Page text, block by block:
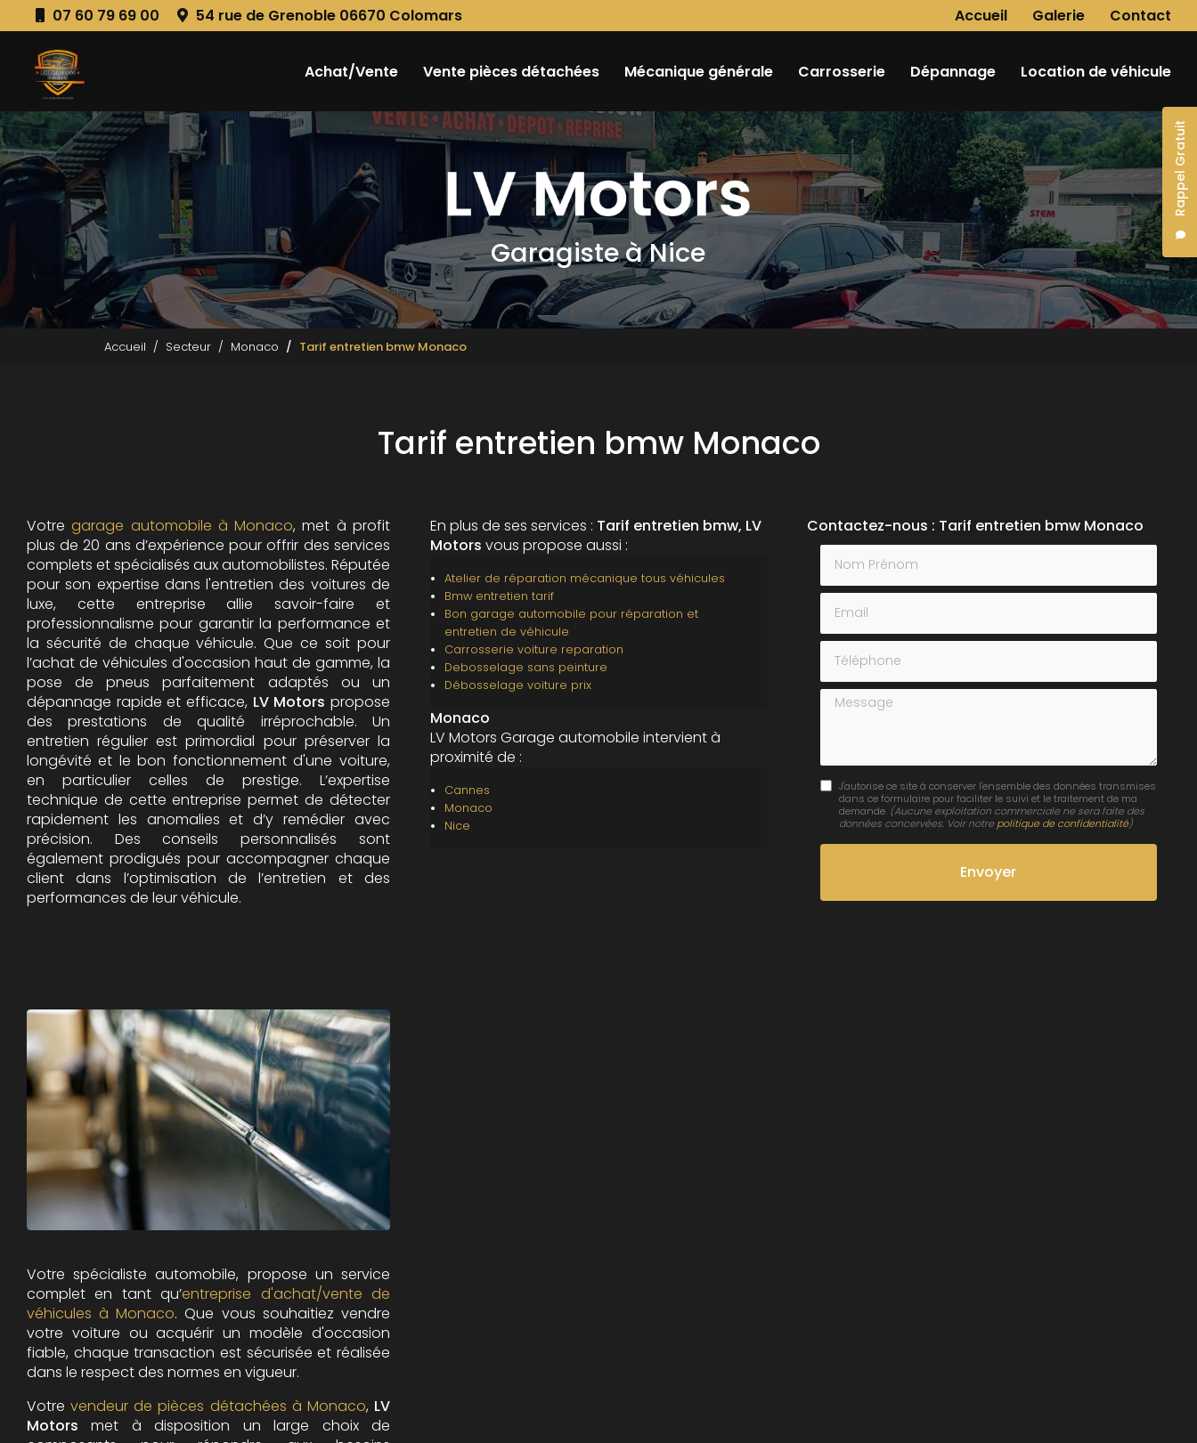
au
contenu
principal
07 60 79 69 00 54 rue de Grenoble 06670 Colomars Navigation secondaire
Accueil Galerie Contact
Rappel Gratuit
Achat/Vente
Vente pièces détachées Mécanique générale Carrosserie Dépannage Location de véhicule
Garagiste à Nice
Accueil Secteur Monaco Tarif entretien bmw Monaco
Tarif entretien bmw Monaco
Votregarage automobile à Monaco, met à profit
plus de 20 ans d’expérience pour offrir des services
complets et spécialisés aux automobilistes. Réputée
pour son expertise dans l'entretien des voitures de
luxe, cette entreprise allie savoir-faire et
professionnalisme pour garantir la performance et
la sécurité de chaque véhicule. Que ce soit pour
l’achat de véhicules d'occasion haut de gamme, la
pose de pneus parfaitement adaptés ou un
dépannage rapide et efficace, LV Motors propose
des prestations de qualité irréprochable. Un
entretien régulier est primordial pour préserver la
longévité et le bon fonctionnement d'une voiture,
en particulier celles de prestige. L’expertise
technique de cette entreprise permet de détecter
rapidement les anomalies et d’y remédier avec
précision. Des conseils personnalisés sont
également prodigués pour accompagner chaque
client dans l’optimisation de l’entretien et des
performances de leur véhicule.
Votre spécialiste automobile, propose un service
complet en tant qu’entreprise d'achat/vente de
véhicules à Monaco. Que vous souhaitiez vendre
votre voiture ou acquérir un modèle d'occasion
fiable, chaque transaction est sécurisée et réalisée
dans le respect des normes en vigueur.
Votrevendeur de pièces détachées à Monaco, LV
Motors met à disposition un large choix de
En plus de ses services : Tarif entretien bmw, LV
Motors vous propose aussi :
Atelier de réparation mécanique tous véhicules
Bmw entretien tarif
Bon garage automobile pour réparation et
entretien de véhicule
Carrosserie voiture reparation
Debosselage sans peinture
Débosselage voiture prix
Monaco
LV Motors Garage automobile intervient à
proximité de :
Cannes
Monaco
Nice
Contactez-nous : Tarif entretien bmw Monaco
Nom Prénom
Email
Téléphone
Message
J'autorise ce site à conserver l'ensemble des données transmises
dans ce formulaire pour faciliter le suivi et le traitement de ma
demande. (Aucune exploitation commerciale ne sera faite des
données concervées. Voir notre politique de confidentialité)